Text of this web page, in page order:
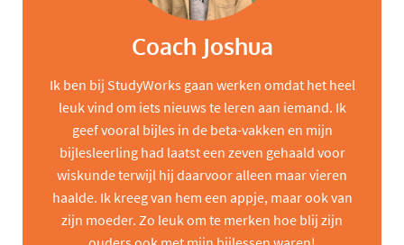
Coach Joshua
Ik ben bij StudyWorks gaan werken omdat het heel
leuk vind om iets nieuws te leren aan iemand. Ik
geef vooral bijles in de beta-vakken en mijn
bijlesleerling had laatst een zeven gehaald voor
wiskunde terwijl hij daarvoor alleen maar vieren
haalde. Ik kreeg van hem een appje, maar ook van
zijn moeder. Zo leuk om te merken hoe blij zijn